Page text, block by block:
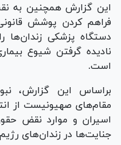
این گزارش همچنین به
فراهم کردن پوشش
دستگاه پزشکی
نادیده گرفتن شیوع
است.
براساس این گزارش،
مقام‌های صهیونیست از
اسیران و موارد نقض
جنایت‌ها در زندان‌های